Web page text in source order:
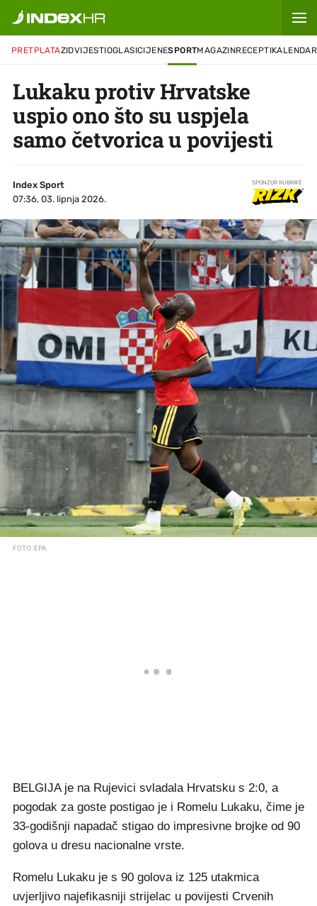
PRETPLATAZIDVIJESTIOGLASICIJENESPORTMAGAZINRECEPTIKALENDAR
Lukaku protiv Hrvatske
uspio ono što su uspjela
samo četvorica u povijesti
Index Sport
07:36, 03. lipnja 2026.
SPONZOR RUBRIKE
FOTO: EPA
BELGIJA je na Rujevici svladala Hrvatsku s 2:0, a
pogodak za goste postigao je i Romelu Lukaku, čime je
33-godišnji napadač stigao do impresivne brojke od 90
golova u dresu nacionalne vrste.
Romelu Lukaku je s 90 golova iz 125 utakmica
uvjerljivo najefikasniji strijelac u povijesti Crvenih